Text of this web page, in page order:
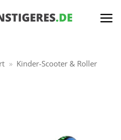
» Kinder-Scooter & Roller